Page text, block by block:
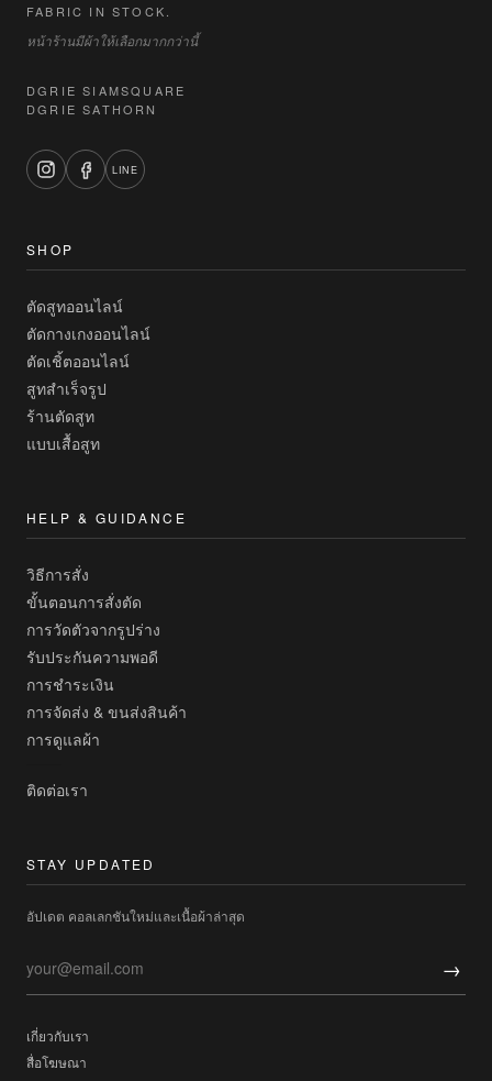
FABRIC IN STOCK.
หน้าร้านมีผ้าให้เลือกมากกว่านี้
DGRIE SIAMSQUARE
DGRIE SATHORN
LINE
SHOP
ตัดสูทออนไลน์
ตัดกางเกงออนไลน์
ตัดเชิ้ตออนไลน์
สูทสำเร็จรูป
ร้านตัดสูท
แบบเสื้อสูท
HELP & GUIDANCE
วิธีการสั่ง
ขั้นตอนการสั่งตัด
การวัดตัวจากรูปร่าง
รับประกันความพอดี
การชำระเงิน
การจัดส่ง & ขนส่งสินค้า
การดูแลผ้า
ติดต่อเรา
STAY UPDATED
อัปเดต คอลเลกชันใหม่และเนื้อผ้าล่าสุด
→
เกี่ยวกับเรา
สื่อโฆษณา